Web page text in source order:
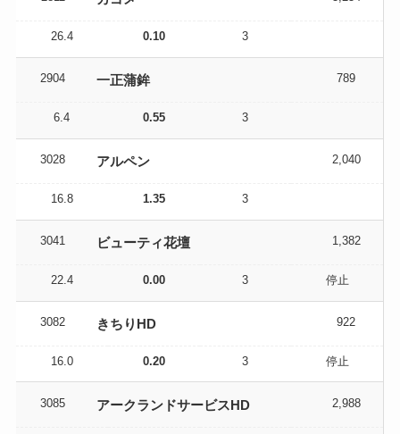
26.4 0.10 3
2904 一正蒲鉾 789
6.4 0.55 3
3028 アルペン 2,040
16.8 1.35 3
3041 ビューティ花壇 1,382
22.4 0.00 3 停止
3082 きちりHD 922
16.0 0.20 3 停止
3085 アークランドサービスHD 2,988